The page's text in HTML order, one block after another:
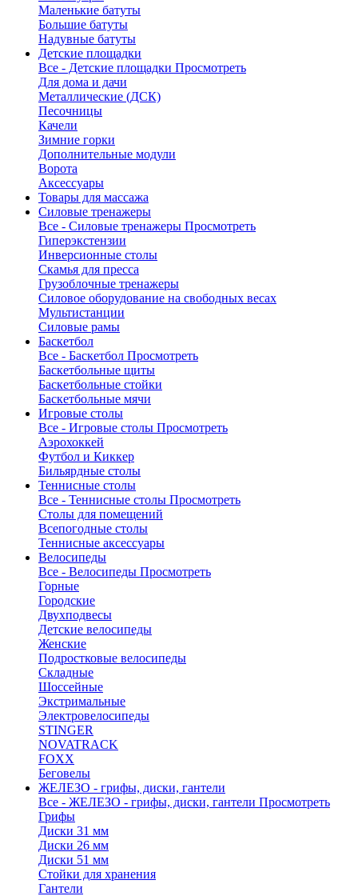
Маленькие батуты
Большие батуты
Надувные батуты
Детские площадки
Все - Детские площадки Просмотреть
Для дома и дачи
Металлические (ДСК)
Песочницы
Качели
Зимние горки
Дополнительные модули
Ворота
Аксессуары
Товары для массажа
Силовые тренажеры
Все - Силовые тренажеры Просмотреть
Гиперэкстензии
Инверсионные столы
Скамья для пресса
Грузоблочные тренажеры
Силовое оборудование на свободных весах
Мультистанции
Силовые рамы
Баскетбол
Все - Баскетбол Просмотреть
Баскетбольные щиты
Баскетбольные стойки
Баскетбольные мячи
Игровые столы
Все - Игровые столы Просмотреть
Аэрохоккей
Футбол и Киккер
Бильярдные столы
Теннисные столы
Все - Теннисные столы Просмотреть
Столы для помещений
Всепогодные столы
Теннисные аксессуары
Велосипеды
Все - Велосипеды Просмотреть
Горные
Городские
Двухподвесы
Детские велосипеды
Женские
Подростковые велосипеды
Складные
Шоссейные
Экстримальные
Электровелосипеды
STINGER
NOVATRACK
FOXX
Беговелы
ЖЕЛЕЗО - грифы, диски, гантели
Все - ЖЕЛЕЗО - грифы, диски, гантели Просмотреть
Грифы
Диски 31 мм
Диски 26 мм
Диски 51 мм
Стойки для хранения
Гантели